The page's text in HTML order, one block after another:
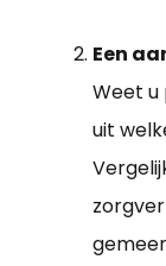
Een
Weet u
uit